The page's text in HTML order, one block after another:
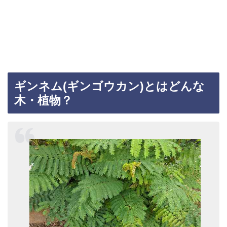
ギンネム(ギンゴウカン)とはどんな
木・植物？